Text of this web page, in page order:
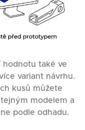
hodnotu také ve
variant návrhu.
kusů můžete
modelem a
podle odhadu.